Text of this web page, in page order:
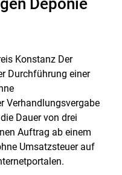
Konstanz Der
Durchführung einer
Verhandlungsvergabe
Dauer von drei
Auftrag ab einem
Umsatzsteuer auf